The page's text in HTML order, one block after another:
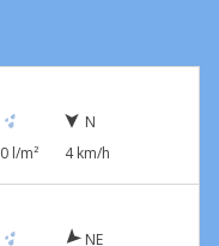
0 l/m²
N
4 km/h
NE